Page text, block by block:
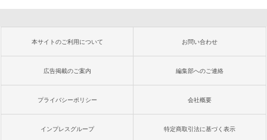
本サイトのご利用について お問い合わせ
広告掲載のご案内 編集部へのご連絡
プライバシーポリシー 会社概要
インプレスグループ 特定商取引法に基づく表示